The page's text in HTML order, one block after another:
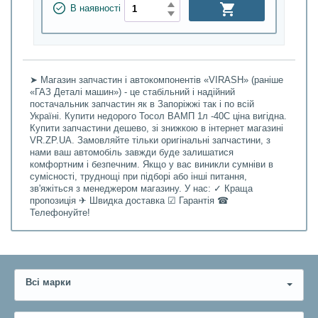
В наявності
➤ Магазин запчастин і автокомпонентів «VIRASH» (раніше
«ГАЗ Деталі машин») - це стабільний і надійний
постачальник запчастин як в Запоріжжі так і по всій
Україні. Купити недорого Тосол ВАМП 1л -40С ціна вигідна.
Купити запчастини дешево, зі знижкою в інтернет магазині
VR.ZP.UA. Замовляйте тільки оригінальні запчастини, з
нами ваш автомобіль завжди буде залишатися
комфортним і безпечним. Якщо у вас виникли сумніви в
сумісності, труднощі при підборі або інші питання,
зв'яжіться з менеджером магазину. У нас: ✓ Краща
пропозиція ✈ Швидка доставка ☑ Гарантія ☎
Телефонуйте!
Всі марки